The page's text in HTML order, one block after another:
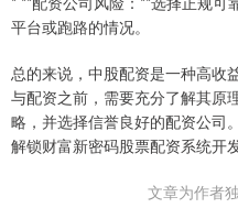
平台或跑路的情况。
总的来说，中股配资是一种高收
与配资之前，需要充分了解其原
略，并选择信誉良好的配资公司
解锁财富新密码股票配资系统开
文章为作者